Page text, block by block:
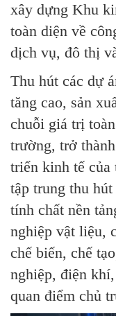
xây dựng Khu
toàn diện về
dịch vụ, đô thị
Thu hút các dự
tăng cao, sản
chuỗi giá trị
trường, trở
triển kinh tế
tập trung thu
tính chất nền
nghiệp vật liệu,
chế biến, chế
nghiệp, điện
quan điểm chủ